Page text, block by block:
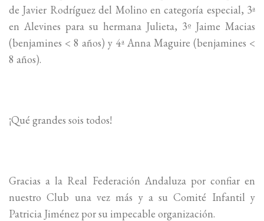
de Javier Rodríguez del Molino en categoría especial, 3ª
en Alevines para su hermana Julieta, 3º Jaime Macias
(benjamines < 8 años) y 4ª Anna Maguire (benjamines <
8 años).
¡Qué grandes sois todos!
Gracias a la Real Federación Andaluza por confiar en
nuestro Club una vez más y a su Comité Infantil y
Patricia Jiménez por su impecable organización.